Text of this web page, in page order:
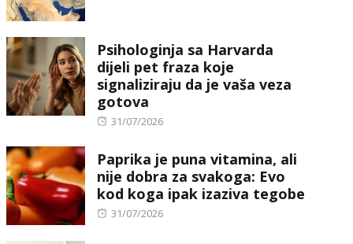
Psihologinja sa Harvarda
dijeli pet fraza koje
signaliziraju da je vaša veza
gotova
Posted
31/07/2026
Paprika je puna vitamina, ali
nije dobra za svakoga: Evo
kod koga ipak izaziva tegobe
Posted
31/07/2026